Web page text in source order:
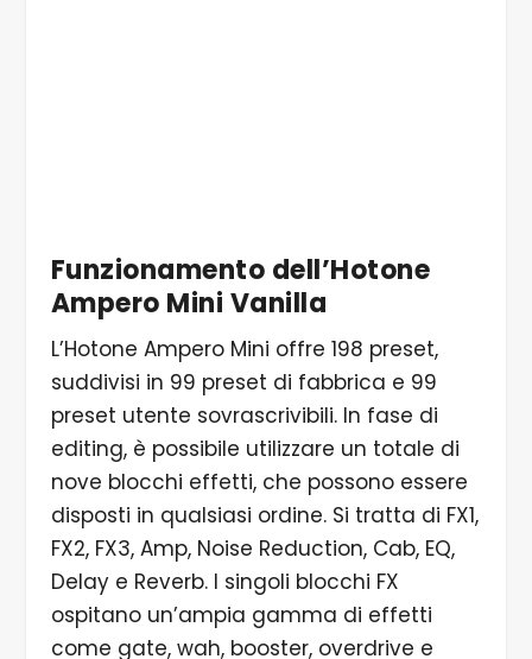
Funzionamento dell’Hotone
Ampero Mini Vanilla
L’Hotone Ampero Mini offre 198 preset,
suddivisi in 99 preset di fabbrica e 99
preset utente sovrascrivibili. In fase di
editing, è possibile utilizzare un totale di
nove blocchi effetti, che possono essere
disposti in qualsiasi ordine. Si tratta di FX1,
FX2, FX3, Amp, Noise Reduction, Cab, EQ,
Delay e Reverb. I singoli blocchi FX
ospitano un’ampia gamma di effetti
come gate, wah, booster, overdrive e